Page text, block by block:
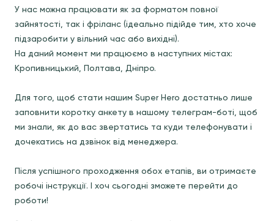
У нас можна працювати як за форматом повної
зайнятості, так і фріланс (ідеально підійде тим, хто хоче
підзаробити у вільний час або вихідні).
На даний момент ми працюємо в наступних містах:
Кропивницький, Полтава, Дніпро.
Для того, щоб стати нашим Super Hero достатньо лише
заповнити коротку анкету в нашому телеграм-боті, щоб
ми знали, як до вас звертатись та куди телефонувати і
дочекатись на дзвінок від менеджера.
Після успішного проходження обох етапів, ви отримаєте
робочі інструкції. І хоч сьогодні зможете перейти до
роботи!